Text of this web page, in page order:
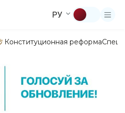
РУ
Конституционная реформа